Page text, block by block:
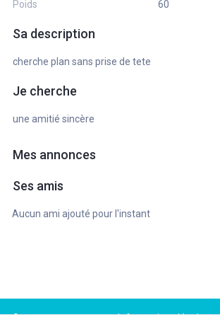
Poids
60
Sa description
cherche plan sans prise de tete
Je cherche
une amitié sincère
Mes annonces
Ses amis
Aucun ami ajouté pour l'instant